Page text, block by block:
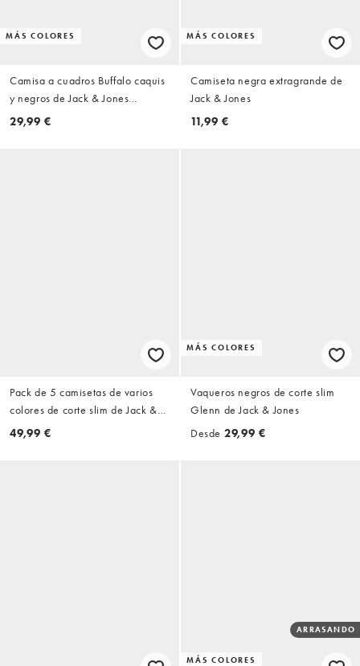
MÁS COLORES
Camisa a cuadros Buffalo caquis
y negros de Jack & Jones
Essentials
29,99 €
MÁS COLORES
Camiseta negra extragrande de
Jack & Jones
11,99 €
Pack de 5 camisetas de varios
colores de corte slim de Jack &
Jones
49,99 €
MÁS COLORES
Vaqueros negros de corte slim
Glenn de Jack & Jones
Desde 29,99 €
MÁS COLORES
ARRASANDO